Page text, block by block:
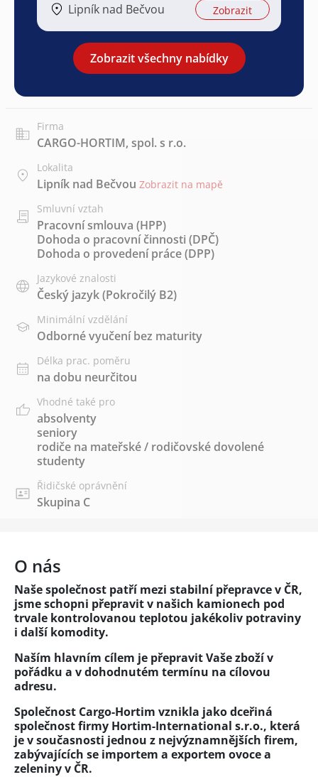
Lipník nad Bečvou Zobrazit
Zobrazit všechny nabídky
Firma
CARGO-HORTIM, spol. s r.o.
Lokalita
Lipník nad Bečvou Zobrazit na mapě
Smluvní vztah
Pracovní smlouva (HPP)
Dohoda o pracovní činnosti (DPČ)
Dohoda o provedení práce (DPP)
Jazykové znalosti
Český jazyk(Pokročilý B2)
Minimální vzdělání
Odborné vyučení bez maturity
Délka prac. poměru
na dobu neurčitou
Vhodné také pro
absolventy
seniory
rodiče na mateřské / rodičovské dovolené
studenty
Řidičské oprávnění
Skupina C
O nás
Naše společnost patří mezi stabilní přepravce v ČR,
jsme schopni přepravit v našich kamionech pod
trvale kontrolovanou teplotou jakékoliv potraviny
i další komodity.
Naším hlavním cílem je přepravit Vaše zboží v
pořádku a v dohodnutém termínu na cílovou
adresu.
Společnost Cargo-Hortim vznikla jako dceřiná
společnost firmy Hortim-International s.r.o., která
je v současnosti jednou z nejvýznamnějších firem,
zabývajících se importem a exportem ovoce a
zeleniny v ČR.